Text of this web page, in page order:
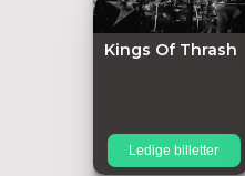
Kings Of Thrash
Ledige billetter